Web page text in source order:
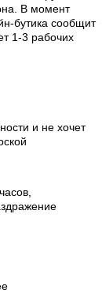
В момент
бутика сообщит
1-3 рабочих
и не хочет